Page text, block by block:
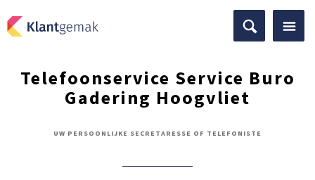
Telefoonservice Service Buro
Gadering Hoogvliet
UW PERSOONLIJKE SECRETARESSE OF TELEFONISTE